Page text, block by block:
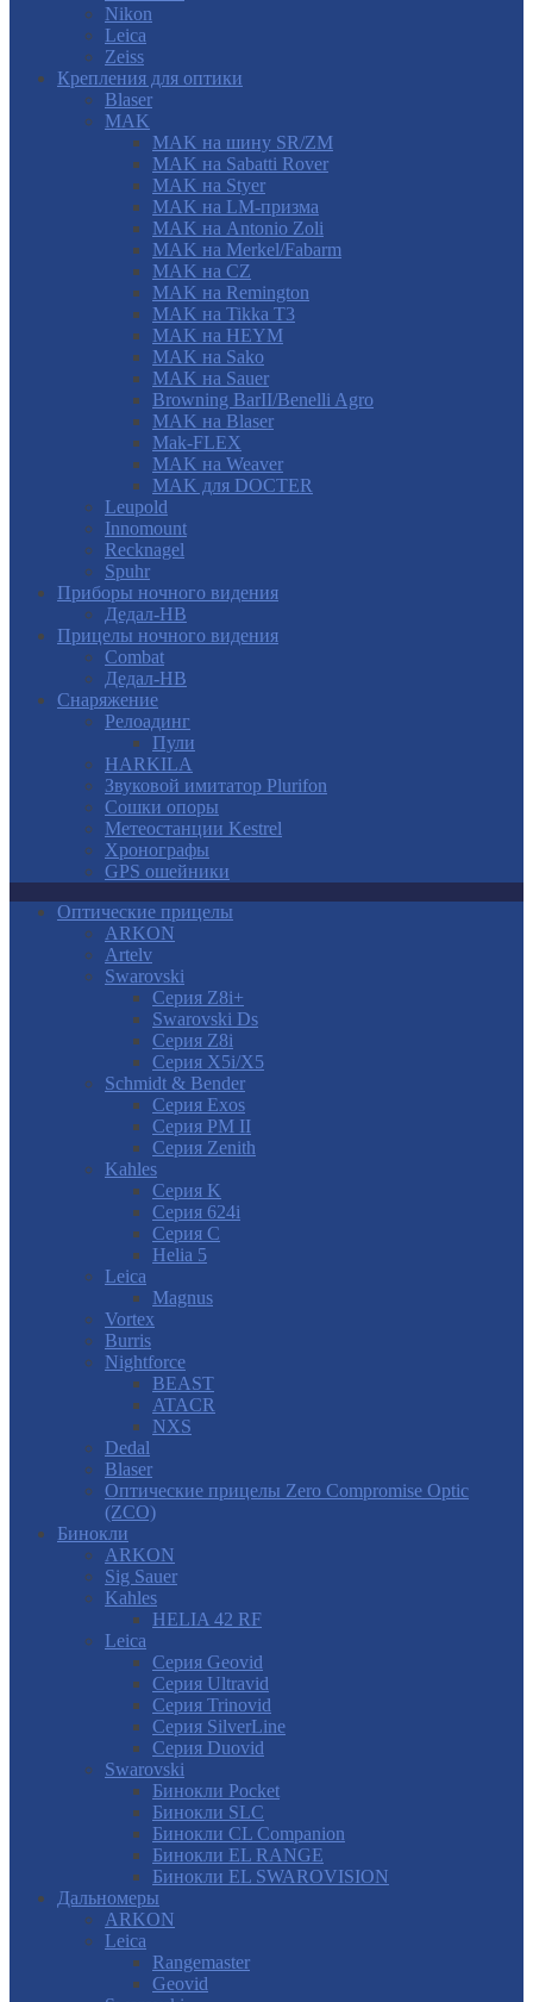
Nikon
Leica
Zeiss
Крепления для оптики
Blaser
MAK
MAK на шину SR/ZM
MAK на Sabatti Rover
MAK на Styer
MAK на LM-призма
MAK на Antonio Zoli
MAK на Merkel/Fabarm
MAK на CZ
MAK на Remington
MAK на Tikka T3
MAK на HEYM
MAK на Sako
MAK на Sauer
Browning BarII/Benelli Agro
MAK на Blaser
Mak-FLEX
MAK на Weaver
MAK для DOCTER
Leupold
Innomount
Recknagel
Spuhr
Приборы ночного видения
Дедал-НВ
Прицелы ночного видения
Combat
Дедал-НВ
Снаряжение
Релоадинг
Пули
HARKILA
Звуковой имитатор Plurifon
Сошки опоры
Метеостанции Kestrel
Хронографы
GPS ошейники
Оптические прицелы
ARKON
Artelv
Swarovski
Серия Z8i+
Swarovski Ds
Серия Z8i
Серия X5i/X5
Schmidt & Bender
Серия Exos
Серия PM II
Cерия Zenith
Kahles
Серия K
Серия 624i
Серия С
Helia 5
Leica
Magnus
Vortex
Burris
Nightforce
BEAST
ATACR
NXS
Dedal
Blaser
Оптические прицелы Zero Compromise Optic
(ZCO)
Бинокли
ARKON
Sig Sauer
Kahles
HELIA 42 RF
Leica
Серия Geovid
Серия Ultravid
Серия Trinovid
Серия SilverLine
Серия Duovid
Swarovski
Бинокли Pocket
Бинокли SLC
Бинокли CL Companion
Бинокли EL RANGE
Бинокли EL SWAROVISION
Дальномеры
ARKON
Leica
Rangemaster
Geovid